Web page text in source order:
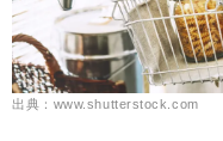
出典：www.shutterstock.com